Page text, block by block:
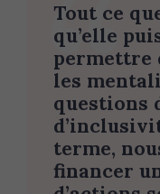
Tout ce
qu’elle
permettre
les
questions
terme,
financer